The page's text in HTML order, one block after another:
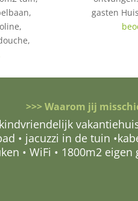
gasten
>>> Waarom jij
• jacuzzi in de tuin
• WiFi • 1800m2